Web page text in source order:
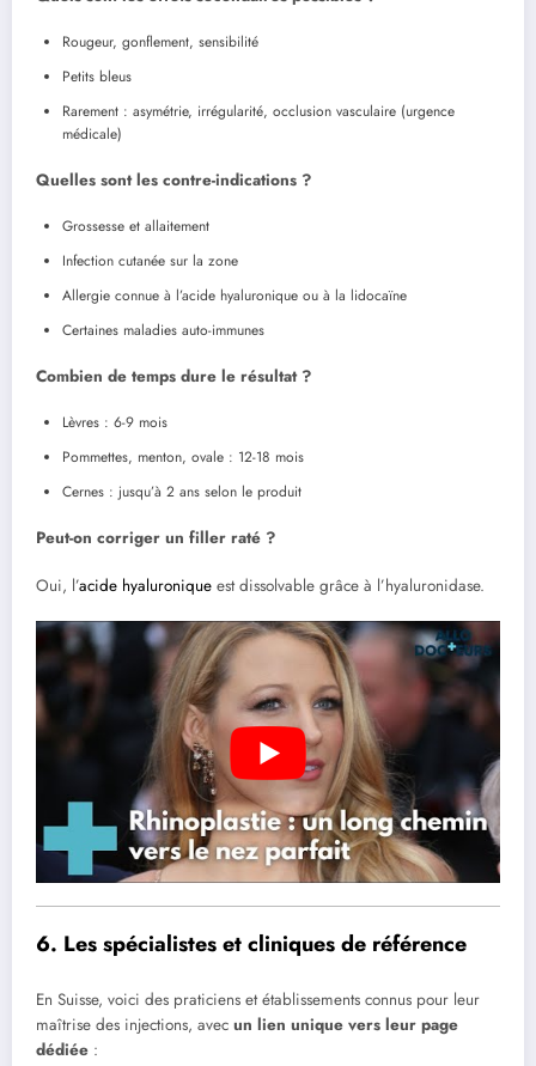
Rougeur, gonflement, sensibilité
Petits bleus
Rarement : asymétrie, irrégularité, occlusion vasculaire (urgence
médicale)
Quelles sont les contre-indications ?
Grossesse et allaitement
Infection cutanée sur la zone
Allergie connue à l’acide hyaluronique ou à la lidocaïne
Certaines maladies auto-immunes
Combien de temps dure le résultat ?
Lèvres : 6-9 mois
Pommettes, menton, ovale : 12-18 mois
Cernes : jusqu’à 2 ans selon le produit
Peut-on corriger un filler raté ?
Oui, l’acide hyaluronique est dissolvable grâce à l’hyaluronidase.
6. Les spécialistes et cliniques de référence
En Suisse, voici des praticiens et établissements connus pour leur
maîtrise des injections, avec un lien unique vers leur page
dédiée :